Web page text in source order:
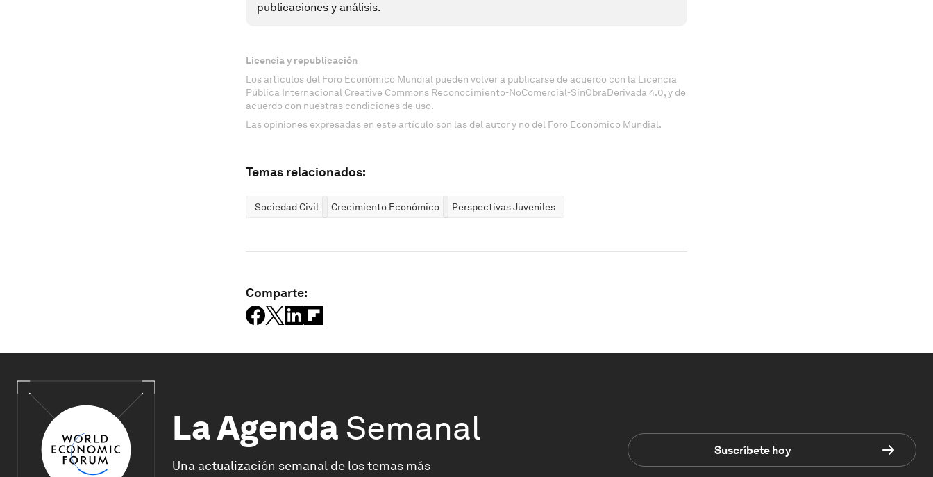
publicaciones y análisis.
Licencia y republicación
Los artículos del Foro Económico Mundial pueden volver a publicarse de acuerdo con la Licencia
Pública Internacional Creative Commons Reconocimiento-NoComercial-SinObraDerivada 4.0, y de
acuerdo con nuestras condiciones de uso.
Las opiniones expresadas en este artículo son las del autor y no del Foro Económico Mundial.
Temas relacionados:
Sociedad Civil Crecimiento Económico Perspectivas Juveniles
Comparte:
La Agenda Semanal
Una actualización semanal de los temas más
Suscríbete hoy